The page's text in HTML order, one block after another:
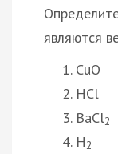
являются
CuO
HCl
BaCl2
H2